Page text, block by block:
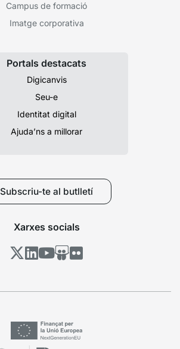
Campus de formació
Imatge corporativa
Portals destacats
Digicanvis
Seu-e
Identitat digital
Ajuda’ns a millorar
Subscriu-te al butlletí
Xarxes socials